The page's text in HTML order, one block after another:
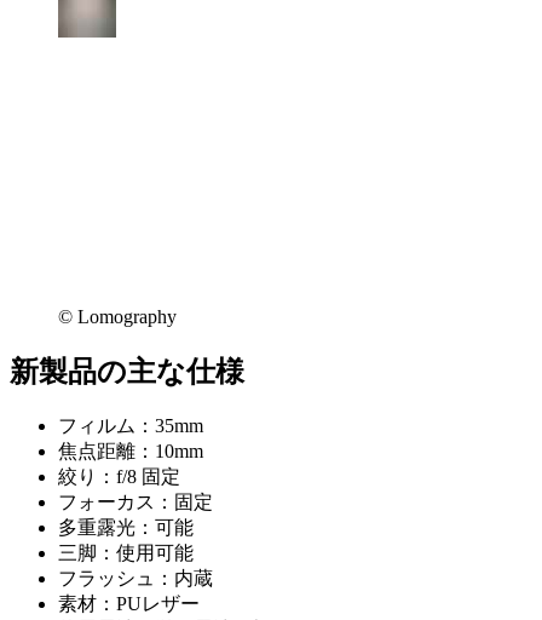
©︎ Lomography
新製品の主な仕様
フィルム：35mm
焦点距離：10mm
絞り：f/8 固定
フォーカス：固定
多重露光：可能
三脚：使用可能
フラッシュ：内蔵
素材：PUレザー